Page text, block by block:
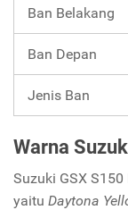
Ban Belakang
Ban Depan
Jenis Ban
Warna
Suzuki GSX
yaitu Daytona